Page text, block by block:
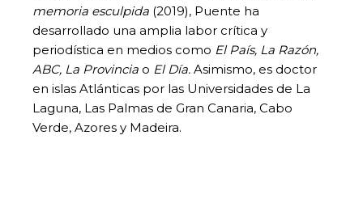
memoria esculpida (2019), Puente ha
desarrollado una amplia labor crítica y
periodística en medios como El País, La Razón,
ABC, La Provincia o El Día. Asimismo, es doctor
en islas Atlánticas por las Universidades de La
Laguna, Las Palmas de Gran Canaria, Cabo
Verde, Azores y Madeira.